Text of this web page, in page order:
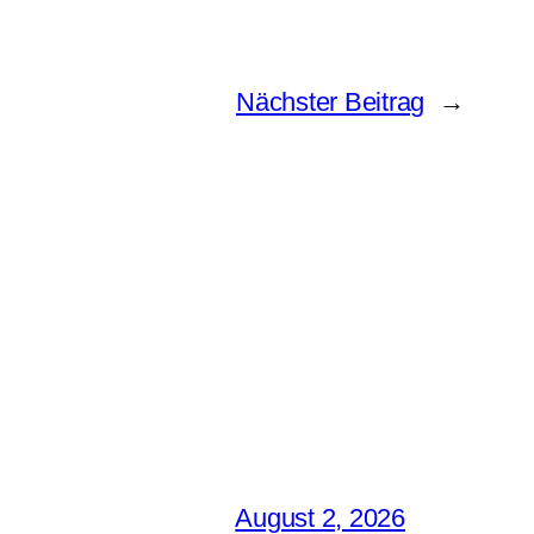
Nächster Beitrag →
August 2, 2026